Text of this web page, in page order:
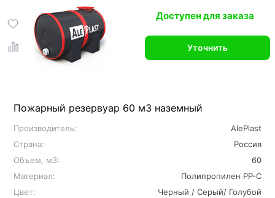
Пожарный резервуар 60 м3 наземный
Производитель:
AlePlast
Страна:
Россия
Объем, м3:
60
Материал:
Полипропилен PP-C
Цвет:
Черный / Серый/ Голубой
Доступен для заказа
Уточнить